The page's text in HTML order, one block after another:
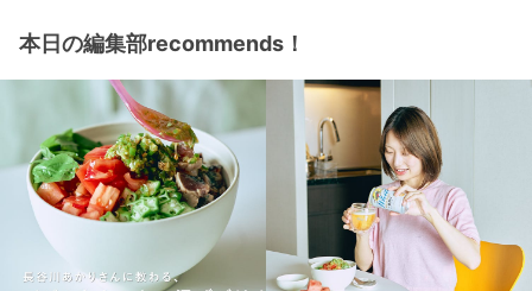
本日の編集部recommends！